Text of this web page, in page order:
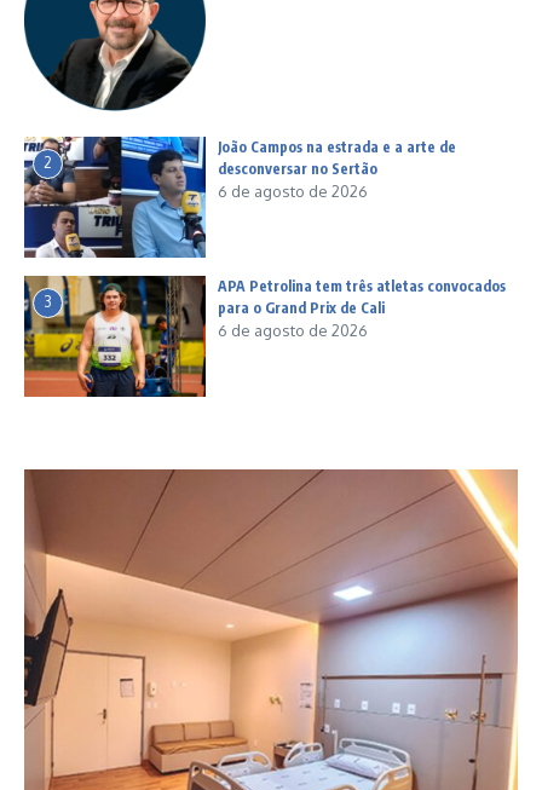
2
João Campos na estrada e a arte de
desconversar no Sertão
6 de agosto de 2026
3
APA Petrolina tem três atletas convocados
para o Grand Prix de Cali
6 de agosto de 2026